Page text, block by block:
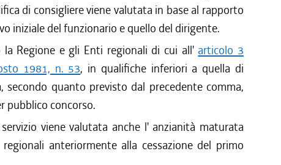
di consigliere viene valutata in base al rapporto
iniziale del funzionario e quello del dirigente.
Regione e gli Enti regionali di cui all' articolo 3
1981, n. 53, in qualifiche inferiori a quella di
secondo quanto previsto dal precedente comma,
pubblico concorso.
viene valutata anche l' anzianità maturata
anteriormente alla cessazione del primo